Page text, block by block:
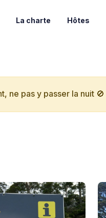
La charte Hôtes
ne pas y passer la nuit 🚫